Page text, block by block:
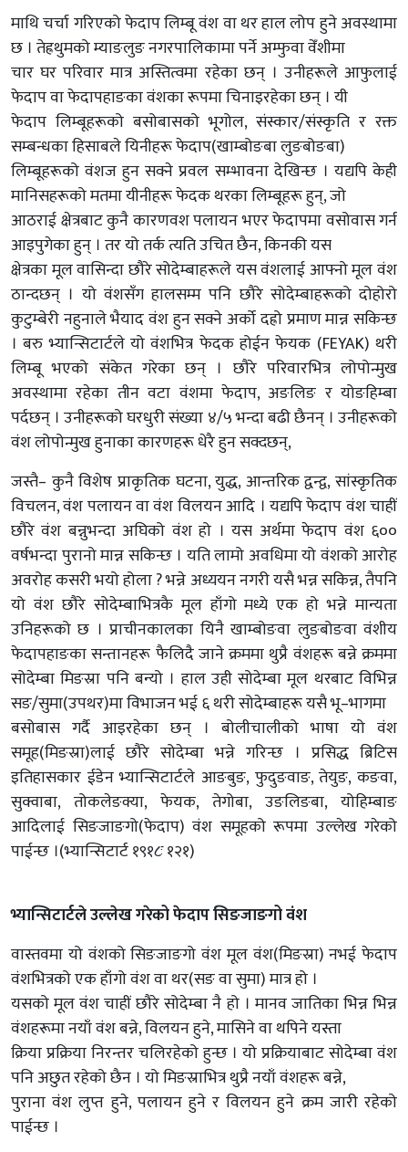
माथि चर्चा गरिएको फेदाप लिम्बू वंश वा थर हाल लोप हुने अवस्थामा
छ । तेह्रथुमको म्याङलुङ नगरपालिकामा पर्ने अम्फुवा वेँशीमा
चार घर परिवार मात्र अस्तित्वमा रहेका छन् । उनीहरूले आफुलाई
फेदाप वा फेदापहाङका वंशका रूपमा चिनाइरहेका छन् । यी
फेदाप लिम्बूहरूको बसोबासको भूगोल, संस्कार/संस्कृति र रक्त
सम्बन्धका हिसाबले यिनीहरू फेदाप(खाम्बोङबा लुङबोङबा)
लिम्बूहरूको वंशज हुन सक्ने प्रवल सम्भावना देखिन्छ । यद्यपि केही
मानिसहरूको मतमा यीनीहरू फेदक थरका लिम्बूहरू हुन्, जो
आठराई क्षेत्रबाट कुनै कारणवश पलायन भएर फेदापमा वसोवास गर्न
आइपुगेका हुन् । तर यो तर्क त्यति उचित छैन, किनकी यस
क्षेत्रका मूल वासिन्दा छौरे सोदेम्बाहरूले यस वंशलाई आफ्नो मूल वंश
ठान्दछन् । यो वंशसँग हालसम्म पनि छौरे सोदेम्बाहरूको दोहोरो
कुटुम्बेरी नहुनाले भैयाद वंश हुन सक्ने अर्को दह्रो प्रमाण मान्न सकिन्छ
। बरु भ्यान्सिटार्टले यो वंशभित्र फेदक होईन फेयक (FEYAK) थरी
लिम्बू भएको संकेत गरेका छन् । छौरे परिवारभित्र लोपोन्मुख
अवस्थामा रहेका तीन वटा वंशमा फेदाप, अङलिङ र योङहिम्बा
पर्दछन् । उनीहरूको घरधुरी संख्या ४/५ भन्दा बढी छैनन् । उनीहरूको
वंश लोपोन्मुख हुनाका कारणहरू धेरै हुन सक्दछन्,
जस्तै– कुनै विशेष प्राकृतिक घटना, युद्ध, आन्तरिक द्वन्द्व, सांस्कृतिक
विचलन, वंश पलायन वा वंश विलयन आदि । यद्यपि फेदाप वंश चाहीं
छौरे वंश बन्नुभन्दा अघिको वंश हो । यस अर्थमा फेदाप वंश ६००
वर्षभन्दा पुरानो मान्न सकिन्छ । यति लामो अवधिमा यो वंशको आरोह
अवरोह कसरी भयो होला ? भन्ने अध्ययन नगरी यसै भन्न सकिन्न, तैपनि
यो वंश छौरे सोदेम्बाभित्रकै मूल हाँगो मध्ये एक हो भन्ने मान्यता
उनिहरूको छ । प्राचीनकालका यिनै खाम्बोङवा लुङबोङवा वंशीय
फेदापहाङका सन्तानहरू फैलिदै जाने क्रममा थुप्रै वंशहरू बन्ने क्रममा
सोदेम्बा मिङस्रा पनि बन्यो । हाल उही सोदेम्बा मूल थरबाट विभिन्न
सङ/सुमा(उपथर)मा विभाजन भई ६ थरी सोदेम्बाहरू यसै भू–भागमा
बसोबास गर्दै आइरहेका छन् । बोलीचालीको भाषा यो वंश
समूह(मिङस्रा)लाई छौरे सोदेम्बा भन्ने गरिन्छ । प्रसिद्ध ब्रिटिस
इतिहासकार ईडेन भ्यान्सिटार्टले आङबुङ, फुदुङवाङ, तेयुङ, कङवा,
सुक्वाबा, तोकलेङक्या, फेयक, तेगोबा, उङलिङबा, योहिम्बाङ
आदिलाई सिङजाङगो(फेदाप) वंश समूहको रूपमा उल्लेख गरेको
पाईन्छ ।(भ्यान्सिटार्ट १९१८ः १२१)
भ्यान्सिटार्टले उल्लेख गरेको फेदाप सिङजाङगो वंश
वास्तवमा यो वंशको सिङजाङगो वंश मूल वंश(मिङस्रा) नभई फेदाप
वंशभित्रको एक हाँगो वंश वा थर(सङ वा सुमा) मात्र हो ।
यसको मूल वंश चाहीं छौरे सोदेम्बा नै हो । मानव जातिका भिन्न भिन्न
वंशहरूमा नयाँ वंश बन्ने, विलयन हुने, मासिने वा थपिने यस्ता
क्रिया प्रक्रिया निरन्तर चलिरहेको हुन्छ । यो प्रक्रियाबाट सोदेम्बा वंश
पनि अछुत रहेको छैन । यो मिङस्राभित्र थुप्रै नयाँ वंशहरू बन्ने,
पुराना वंश लुप्त हुने, पलायन हुने र विलयन हुने क्रम जारी रहेको
पाईन्छ ।